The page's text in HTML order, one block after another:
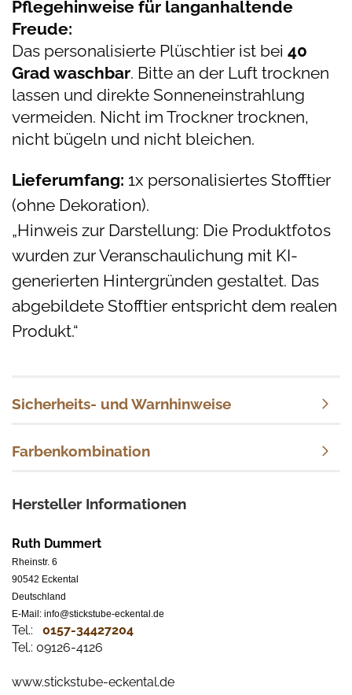
Pflegehinweise für langanhaltende
Freude:
Das personalisierte Plüschtier ist bei 40
Grad waschbar. Bitte an der Luft trocknen
lassen und direkte Sonneneinstrahlung
vermeiden. Nicht im Trockner trocknen,
nicht bügeln und nicht bleichen.
Lieferumfang: 1x personalisiertes Stofftier
(ohne Dekoration).
„Hinweis zur Darstellung: Die Produktfotos
wurden zur Veranschaulichung mit KI-
generierten Hintergründen gestaltet. Das
abgebildete Stofftier entspricht dem realen
Produkt.“
Sicherheits- und Warnhinweise
Farbenkombination
Hersteller Informationen
Ruth Dummert
Rheinstr. 6
90542 Eckental
Deutschland
E-Mail: info@stickstube-eckental.de
Tel.: 0157-34427204​
Tel.: 09126-4126
www.stickstube-eckental.de